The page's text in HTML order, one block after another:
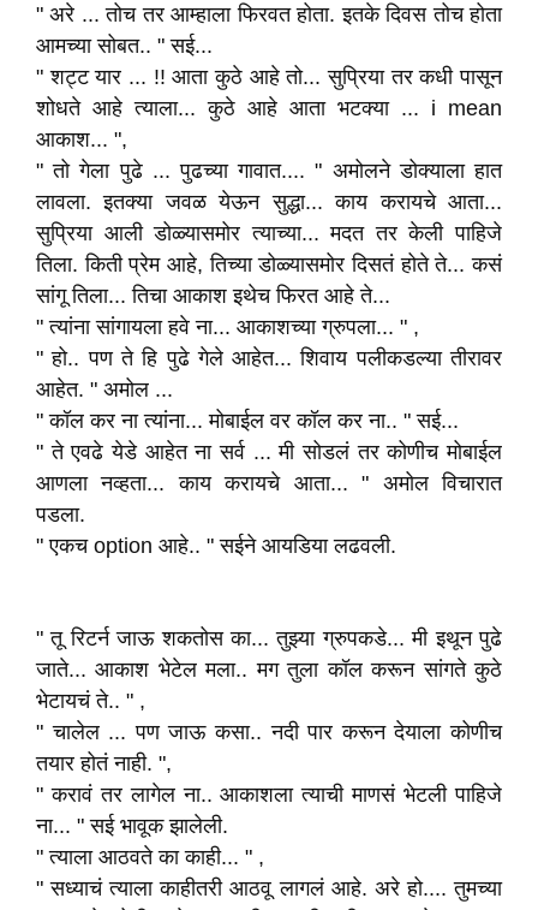
" अरे ... तोच तर आम्हाला फिरवत होता. इतके दिवस तोच होता
आमच्या सोबत.. " सई...
" शट्ट यार ... !! आता कुठे आहे तो... सुप्रिया तर कधी पासून
शोधते आहे त्याला... कुठे आहे आता भटक्या ... i mean
आकाश... ",
" तो गेला पुढे ... पुढच्या गावात.... " अमोलने डोक्याला हात
लावला. इतक्या जवळ येऊन सुद्धा... काय करायचे आता...
सुप्रिया आली डोळ्यासमोर त्याच्या... मदत तर केली पाहिजे
तिला. किती प्रेम आहे, तिच्या डोळ्यासमोर दिसतं होते ते... कसं
सांगू तिला... तिचा आकाश इथेच फिरत आहे ते...
" त्यांना सांगायला हवे ना... आकाशच्या ग्रुपला... " ,
" हो.. पण ते हि पुढे गेले आहेत... शिवाय पलीकडल्या तीरावर
आहेत. " अमोल ...
" कॉल कर ना त्यांना... मोबाईल वर कॉल कर ना.. " सई...
" ते एवढे येडे आहेत ना सर्व ... मी सोडलं तर कोणीच मोबाईल
आणला नव्हता... काय करायचे आता... " अमोल विचारात
पडला.
" एकच option आहे.. " सईने आयडिया लढवली.
" तू रिटर्न जाऊ शकतोस का... तुझ्या ग्रुपकडे... मी इथून पुढे
जाते... आकाश भेटेल मला.. मग तुला कॉल करून सांगते कुठे
भेटायचं ते.. " ,
" चालेल ... पण जाऊ कसा.. नदी पार करून देयाला कोणीच
तयार होतं नाही. ",
" करावं तर लागेल ना.. आकाशला त्याची माणसं भेटली पाहिजे
ना... " सई भावूक झालेली.
" त्याला आठवते का काही... " ,
" सध्याचं त्याला काहीतरी आठवू लागलं आहे. अरे हो.... तुमच्या